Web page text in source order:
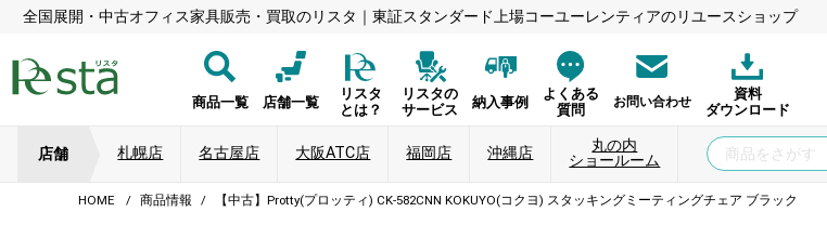
全国展開・中古オフィス家具販売・買取のリスタ｜東証スタンダード上場コーユーレンティアのリユースショップ
商品一覧 店舗一覧
リスタ
とは？
リスタの
サービス
納入事例
よくある
質問
お問い合わせ
資料
ダウンロード
店舗 札幌店 名古屋店 大阪ATC店 福岡店 沖縄店
丸の内
ショールーム
HOME 商品情報 【中古】Protty(プロッティ) CK-582CNN KOKUYO(コクヨ) スタッキングミーティングチェア ブラック